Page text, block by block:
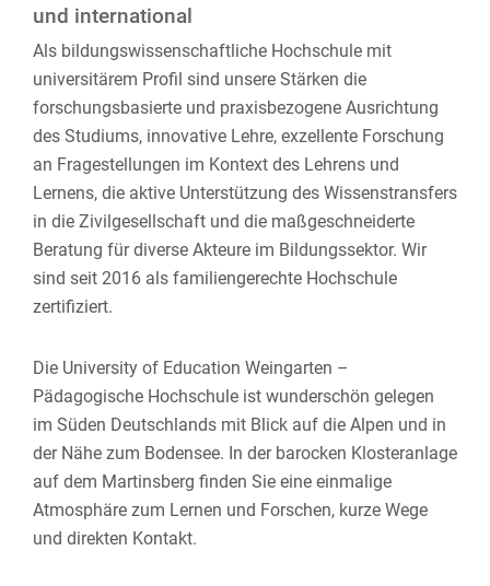
und international
Als bildungswissenschaftliche Hochschule mit
universitärem Profil sind unsere Stärken die
forschungsbasierte und praxisbezogene Ausrichtung
des Studiums, innovative Lehre, exzellente Forschung
an Fragestellungen im Kontext des Lehrens und
Lernens, die aktive Unterstützung des Wissenstransfers
in die Zivilgesellschaft und die maßgeschneiderte
Beratung für diverse Akteure im Bildungssektor. Wir
sind seit 2016 als familiengerechte Hochschule
zertifiziert.
Die University of Education Weingarten –
Pädagogische Hochschule ist wunderschön gelegen
im Süden Deutschlands mit Blick auf die Alpen und in
der Nähe zum Bodensee. In der barocken Klosteranlage
auf dem Martinsberg finden Sie eine einmalige
Atmosphäre zum Lernen und Forschen, kurze Wege
und direkten Kontakt.